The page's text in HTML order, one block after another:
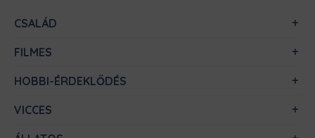
CSALÁD
FILMES
HOBBI-ÉRDEKLŐDÉS
VICCES